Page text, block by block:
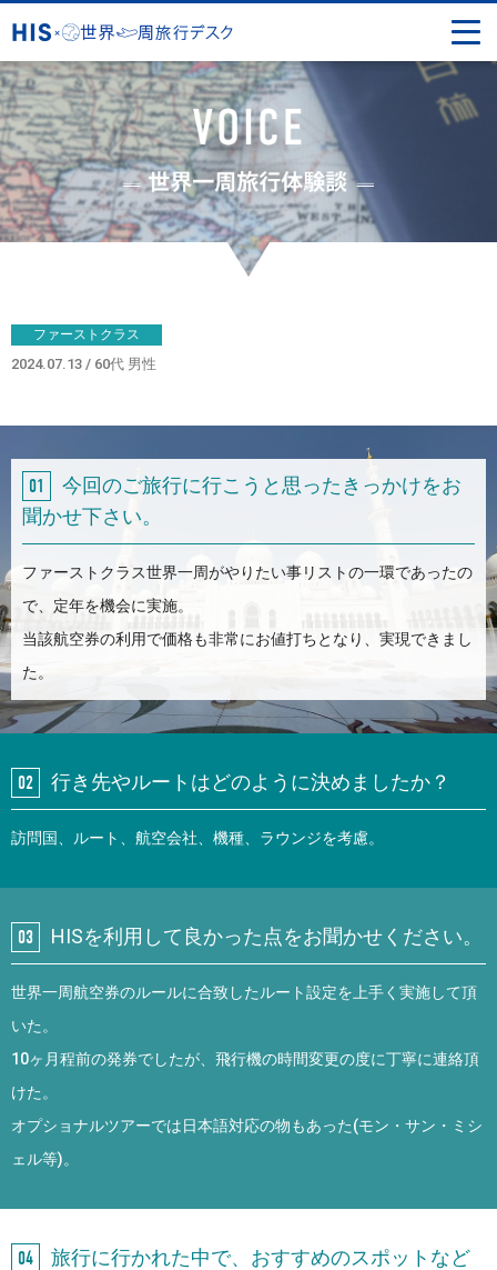
ファーストクラス
2024.07.13 60代 男性
今回のご旅行に行こうと思ったきっかけをお
聞かせ下さい。
ファーストクラス世界一周がやりたい事リストの一環であったの
で、定年を機会に実施。
当該航空券の利用で価格も非常にお値打ちとなり、実現できまし
た。
行き先やルートはどのように決めましたか？
訪問国、ルート、航空会社、機種、ラウンジを考慮。
HISを利用して良かった点をお聞かせください。
世界一周航空券のルールに合致したルート設定を上手く実施して頂
いた。
10ヶ月程前の発券でしたが、飛行機の時間変更の度に丁寧に連絡頂
けた。
オプショナルツアーでは日本語対応の物もあった(モン・サン・ミシ
ェル等)。
旅行に行かれた中で、おすすめのスポットなど